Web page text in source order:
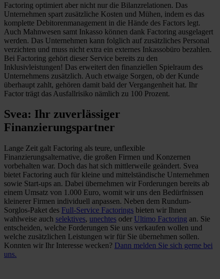
Factoring optimiert aber nicht nur die Bilanzrelationen. Das
Unternehmen spart zusätzliche Kosten und Mühen, indem es das
komplette Debitorenmanagement in die Hände des Factors legt.
Auch Mahnwesen samt Inkasso können dank Factoring ausgelagert
werden. Das Unternehmen kann folglich auf zusätzliches Personal
verzichten und muss nicht extra ein externes Inkassobüro bezahlen.
Bei Factoring gehört dieser Service bereits zu den
Inklusivleistungen! Das erweitert den finanziellen Spielraum des
Unternehmens zusätzlich. Auch etwaige Sorgen, ob der Kunde
überhaupt zahlt, gehören damit bald der Vergangenheit hat. Ihr
Factor trägt das Ausfallrisiko nämlich zu 100 Prozent.
Svea: Ihr zuverlässiger
Finanzierungspartner
Lange Zeit galt Factoring als teure, unflexible
Finanzierungsalternative, die großen Firmen und Konzernen
vorbehalten war. Doch das hat sich mittlerweile geändert. Svea
bietet Factoring auch für kleine und mittelständische Unternehmen
sowie Start-ups an. Dabei übernehmen wir Forderungen bereits ab
einem Umsatz von 1.000 Euro, womit wir uns den Bedürfnissen
kleinerer Firmen individuell anpassen. Neben dem Rundum-
Sorglos-Paket des Full-Service Factorings bieten wir Ihnen
wahlweise auch selektives, unechtes oder Ultimo Factoring an. Sie
entscheiden, welche Forderungen Sie uns verkaufen wollen und
welche zusätzlichen Leistungen wir für Sie übernehmen sollen.
Konnten wir Ihr Interesse wecken? Dann melden Sie sich gerne bei
uns.